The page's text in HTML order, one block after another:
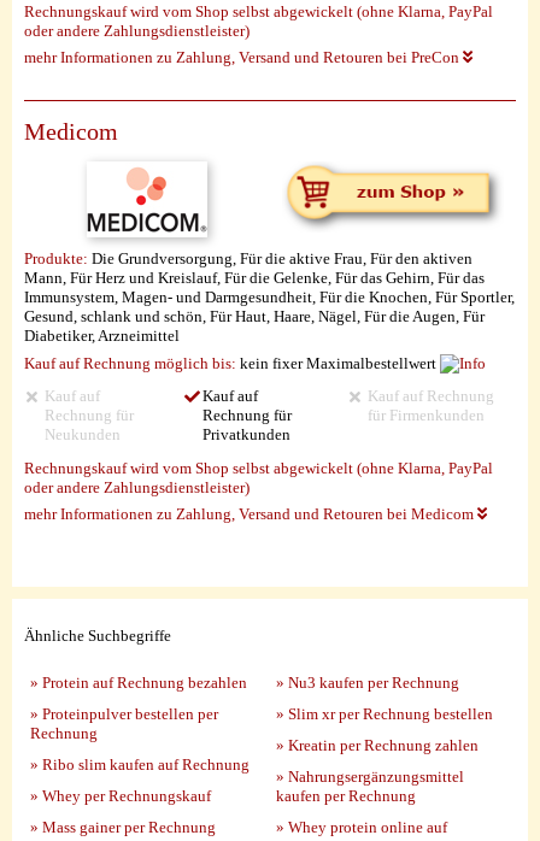
Rechnungskauf wird vom Shop selbst abgewickelt (ohne Klarna, PayPal
oder andere Zahlungsdienstleister)
mehr Informationen zu Zahlung, Versand und Retouren bei PreCon
Medicom
Produkte: Die Grundversorgung, Für die aktive Frau, Für den aktiven
Mann, Für Herz und Kreislauf, Für die Gelenke, Für das Gehirn, Für das
Immunsystem, Magen- und Darmgesundheit, Für die Knochen, Für Sportler,
Gesund, schlank und schön, Für Haut, Haare, Nägel, Für die Augen, Für
Diabetiker, Arzneimittel
Kauf auf Rechnung möglich bis: kein fixer Maximalbestellwert
Kauf auf
Rechnung für
Neukunden
Kauf auf
Rechnung für
Privatkunden
Kauf auf Rechnung
für Firmenkunden
Rechnungskauf wird vom Shop selbst abgewickelt (ohne Klarna, PayPal
oder andere Zahlungsdienstleister)
mehr Informationen zu Zahlung, Versand und Retouren bei Medicom
Ähnliche Suchbegriffe
» Protein auf Rechnung bezahlen
» Proteinpulver bestellen per
Rechnung
» Ribo slim kaufen auf Rechnung
» Whey per Rechnungskauf
» Mass gainer per Rechnung
» Nu3 kaufen per Rechnung
» Slim xr per Rechnung bestellen
» Kreatin per Rechnung zahlen
» Nahrungsergänzungsmittel
kaufen per Rechnung
» Whey protein online auf